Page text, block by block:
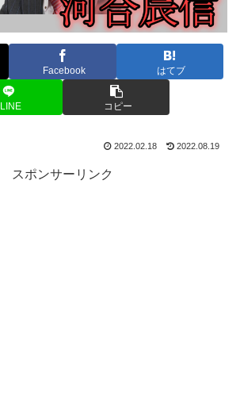
Facebook はてブ
LINE コピー
2022.02.18 2022.08.19
スポンサーリンク